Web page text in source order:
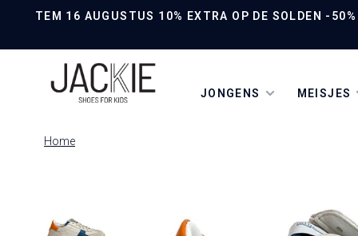
TEM 16 AUGUSTUS 10% EXTRA OP DE SOLDEN -
JONGENS MEISJES
Home